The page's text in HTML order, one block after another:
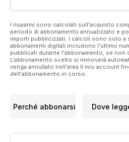
I risparmi sono calcolati sull'acquisto
periodo di abbonamento annualizzato e
importi pubblicizzati. I calcoli sono solo a
abbonamenti digitali includono l'ultimo
pubblicati durante l'abbonamento, se non
L'abbonamento scelto si rinnoverà
venga annullato nell'area Il mio account
dell'abbonamento in corso.
Perché abbonarsi Dove